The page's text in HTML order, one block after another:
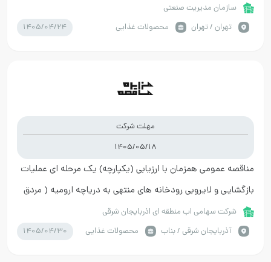
هاوسمينار ها
سازمان مدیریت صنعتی
تهران / تهران
محصولات غذایی 1405/04/24
مهلت شرکت
1405/05/18
مناقصه عمومی همزمان با ارزیابی (یکپارچه) یک مرحله ای عمليات
بازگشایی و لایروبی رودخانه های منتهی به دریاچه ارومیه ( مردق
چای – چاوان چای )
شرکت سهامی اب منطقه ای اذربایجان شرقی
آذربايجان شرقي / بناب
محصولات غذایی 1405/04/30